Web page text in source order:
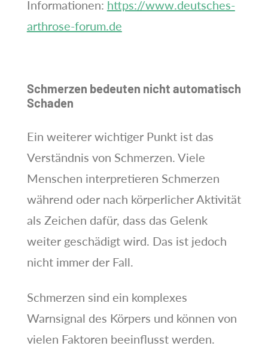
Informationen: https://www.deutsches-
arthrose-forum.de
Schmerzen bedeuten nicht automatisch
Schaden
Ein weiterer wichtiger Punkt ist das
Verständnis von Schmerzen. Viele
Menschen interpretieren Schmerzen
während oder nach körperlicher Aktivität
als Zeichen dafür, dass das Gelenk
weiter geschädigt wird. Das ist jedoch
nicht immer der Fall.
Schmerzen sind ein komplexes
Warnsignal des Körpers und können von
vielen Faktoren beeinflusst werden.